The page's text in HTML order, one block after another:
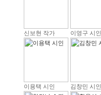
신보현 작가 이영구 시인
이용택 시인 김창민 시인